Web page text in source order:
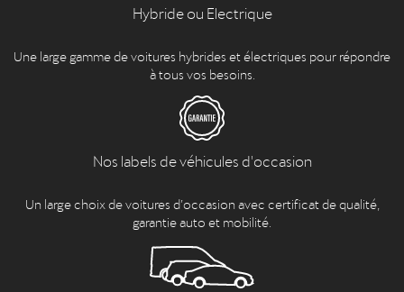
Hybride ou Electrique
Une large gamme de voitures hybrides et électriques pour répondre
à tous vos besoins.
Nos labels de véhicules d'occasion
Un large choix de voitures d’occasion avec certificat de qualité,
garantie auto et mobilité.